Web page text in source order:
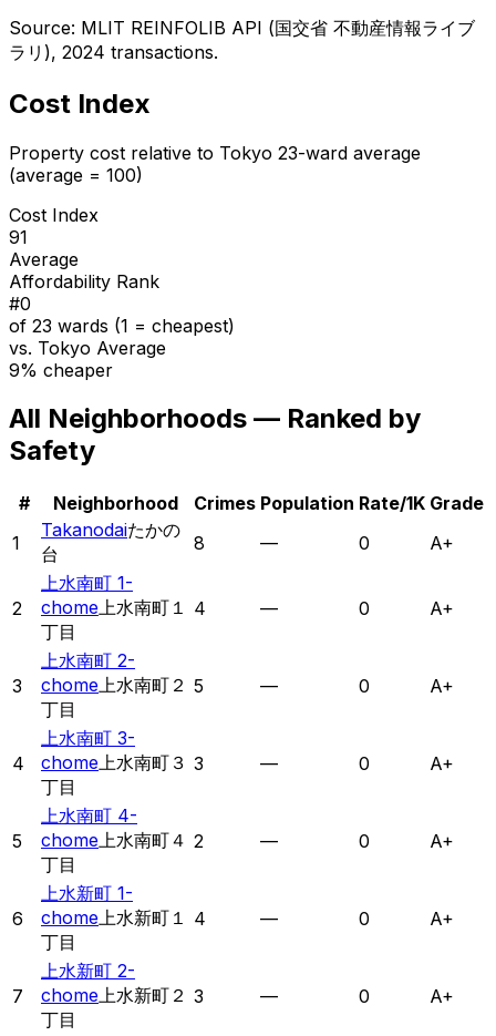
Source: MLIT REINFOLIB API (国交省 不動産情報ライブ
ラリ), 2024 transactions.
Cost Index
Property cost relative to Tokyo 23-ward average
(average = 100)
Cost Index
91
Average
Affordability Rank
#0
of 23 wards (1 = cheapest)
vs. Tokyo Average
9% cheaper
All Neighborhoods — Ranked by
Safety
# Neighborhood Crimes Population Rate/1K Grade
1
Takanodaiたかの
台
8 — 0 A+
2
上水南町 1-
chome上水南町１
丁目
4 — 0 A+
3
上水南町 2-
chome上水南町２
丁目
5 — 0 A+
4
上水南町 3-
chome上水南町３
丁目
3 — 0 A+
5
上水南町 4-
chome上水南町４
丁目
2 — 0 A+
6
上水新町 1-
chome上水新町１
丁目
4 — 0 A+
7
上水新町 2-
chome上水新町２
丁目
3 — 0 A+